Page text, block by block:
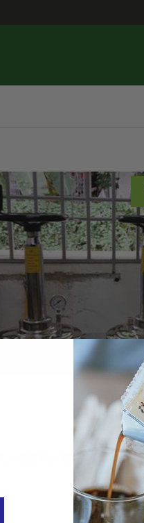
您捉药及煎药。